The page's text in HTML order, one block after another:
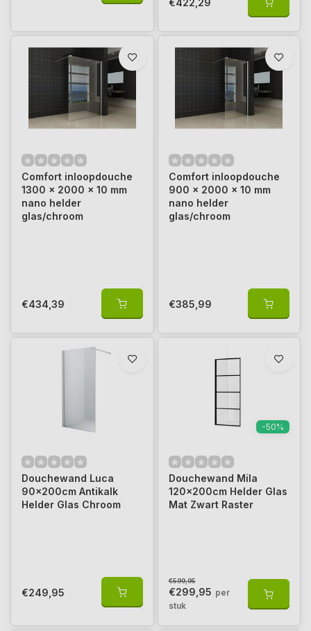
Comfort inloopdouche
1300 x 2000 x 10 mm
nano helder
glas/chroom
€434,39
Comfort inloopdouche
900 x 2000 x 10 mm
nano helder
glas/chroom
€385,99
Douchewand Luca
90x200cm Antikalk
Helder Glas Chroom
€249,95
-50%
Douchewand Mila
120x200cm Helder Glas
Mat Zwart Raster
€599,95
€299,95 per
stuk